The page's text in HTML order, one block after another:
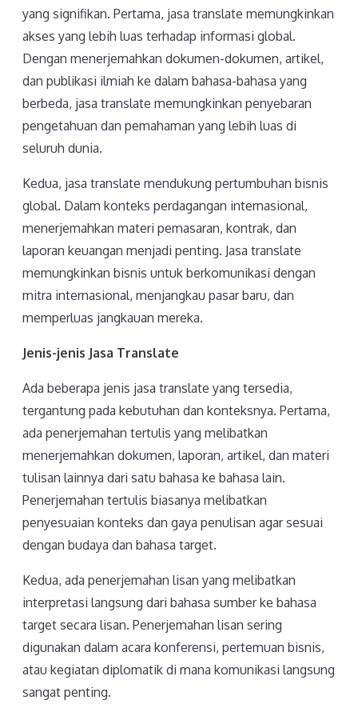
yang signifikan. Pertama, jasa translate memungkinkan
akses yang lebih luas terhadap informasi global.
Dengan menerjemahkan dokumen-dokumen, artikel,
dan publikasi ilmiah ke dalam bahasa-bahasa yang
berbeda, jasa translate memungkinkan penyebaran
pengetahuan dan pemahaman yang lebih luas di
seluruh dunia.
Kedua, jasa translate mendukung pertumbuhan bisnis
global. Dalam konteks perdagangan internasional,
menerjemahkan materi pemasaran, kontrak, dan
laporan keuangan menjadi penting. Jasa translate
memungkinkan bisnis untuk berkomunikasi dengan
mitra internasional, menjangkau pasar baru, dan
memperluas jangkauan mereka.
Jenis-jenis Jasa Translate
Ada beberapa jenis jasa translate yang tersedia,
tergantung pada kebutuhan dan konteksnya. Pertama,
ada penerjemahan tertulis yang melibatkan
menerjemahkan dokumen, laporan, artikel, dan materi
tulisan lainnya dari satu bahasa ke bahasa lain.
Penerjemahan tertulis biasanya melibatkan
penyesuaian konteks dan gaya penulisan agar sesuai
dengan budaya dan bahasa target.
Kedua, ada penerjemahan lisan yang melibatkan
interpretasi langsung dari bahasa sumber ke bahasa
target secara lisan. Penerjemahan lisan sering
digunakan dalam acara konferensi, pertemuan bisnis,
atau kegiatan diplomatik di mana komunikasi langsung
sangat penting.